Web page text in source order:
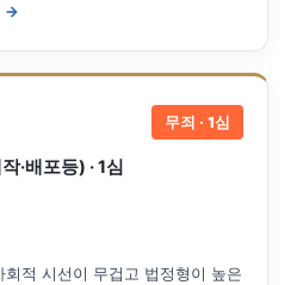
→
무죄 · 1심
·배포등) · 1심
적 시선이 무겁고 법정형이 높은